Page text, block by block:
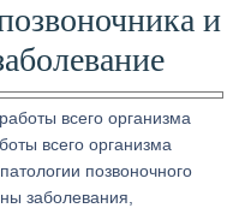
и
всего организма
позвоночного
заболевания,